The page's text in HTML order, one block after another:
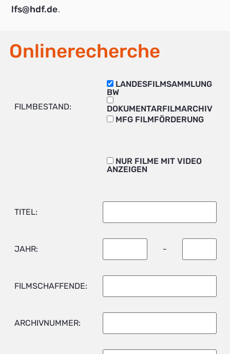
lfs@hdf.de.
Onlinerecherche
FILMBESTAND:
LANDESFILMSAMMLUNG
BW
DOKUMENTARFILMARCHIV
MFG FILMFÖRDERUNG
NUR FILME MIT VIDEO
ANZEIGEN
TITEL:
JAHR: -
FILMSCHAFFENDE:
ARCHIVNUMMER: